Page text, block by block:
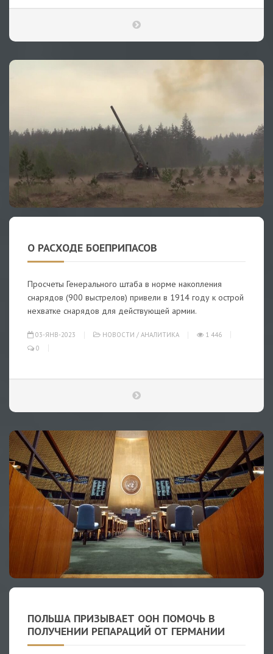
О РАСХОДЕ БОЕПРИПАСОВ
Просчеты Генерального штаба в норме накопления
снарядов (900 выстрелов) привели в 1914 году к острой
нехватке снарядов для действующей армии.
03-ЯНВ-2023 НОВОСТИ / АНАЛИТИКА
1 446
0
ПОЛЬША ПРИЗЫВАЕТ ООН ПОМОЧЬ В
ПОЛУЧЕНИИ РЕПАРАЦИЙ ОТ ГЕРМАНИИ